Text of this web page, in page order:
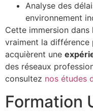
Analyse des
environnement
Cette immersion
vraiment la différence
acquièrent une
des réseaux
consultez nos études
Formation